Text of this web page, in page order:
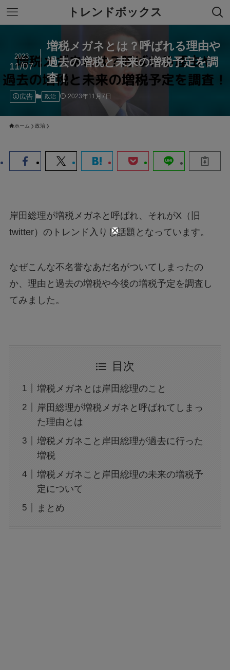
トレンドボックス
増税メガネとは？呼ばれる理由や
過去の増税と未来の増税予定を調
査！
2023
11/07
広告 政治 2023年11月7日
ホーム 政治
岸田総理が増税メガネと呼ばれ、それがX（旧
twitter）のトレンド入りし話題となっています。
なぜこんな不名誉なあだ名がついてしまったの
か、理由と過去の増税や今後の増税予定を調査し
てみました。
目次
増税メガネとは岸田総理のこと
岸田総理が増税メガネと呼ばれてしまっ
た理由とは
増税メガネこと岸田総理が過去に行った
増税
増税メガネこと岸田総理の未来の増税予
定について
まとめ